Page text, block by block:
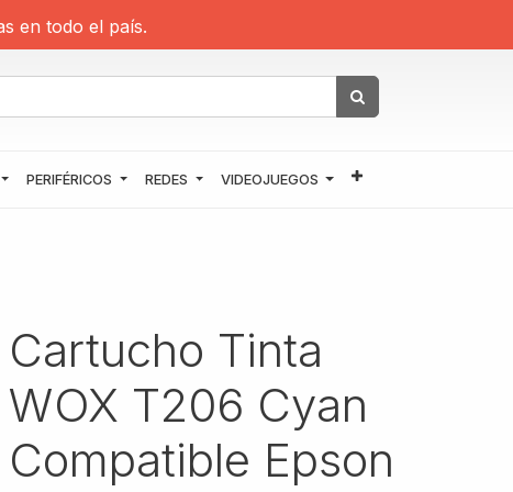
en todo el país.
PERIFÉRICOS REDES VIDEOJUEGOS
Cartucho Tinta
WOX T206 Cyan
Compatible Epson